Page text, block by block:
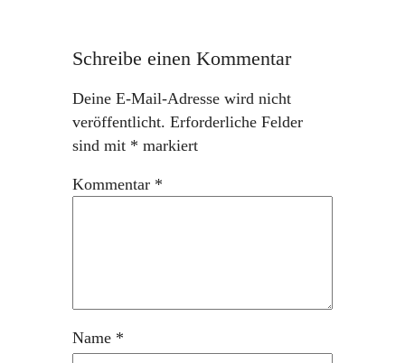
Schreibe einen Kommentar
Deine E-Mail-Adresse wird nicht
veröffentlicht. Erforderliche Felder
sind mit * markiert
Kommentar *
Name *